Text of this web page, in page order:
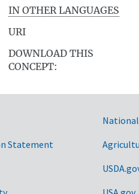
IN OTHER LANGUAGES
URI
DOWNLOAD THIS
CONCEPT:
Statement